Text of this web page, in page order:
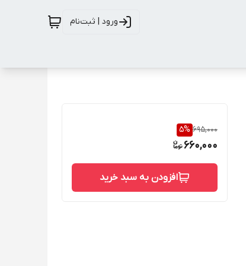
ورود | ثبت‌نام
695,000
5%
660,000
افزودن به سبد خرید